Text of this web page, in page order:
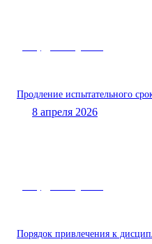
Продление испытательного
8 апреля 2026
Порядок привлечения к